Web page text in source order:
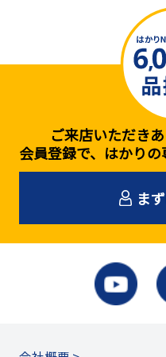
ご来店いただき
会員登録で、はかり
ま